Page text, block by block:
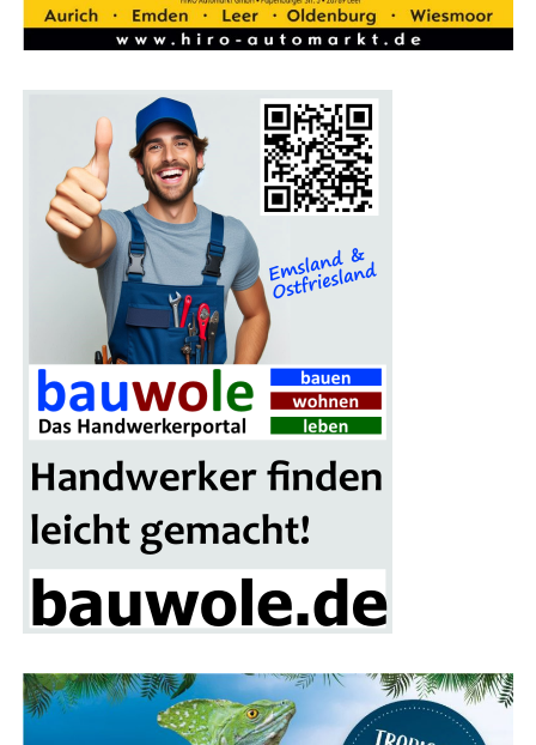
Ein Pro­gramm für die gan­ze Familie
Auch Fami­li­en kom­men auf der Bau­mes­se Lin­gen auf
ihre Kos­ten. Für Kin­der gibt es an vie­len Stän­den spe­zi­
el­le Attrak­tio­nen, die den Mes­se­be­such unter­halt­sam
gestal­ten. Das Mes­se­re­stau­rant lädt zu einer Pau­se ein,
bei der sich die Besu­cher für den wei­te­ren Rund­gang
stär­ken können.
Ein wei­te­res High­light der Mes­se ist das gro­ße Gewinn­
spiel, bei dem ein schi­cker Mitsu­bi­shi Colt als Haupt­ge­
winn winkt. Alle Besu­cher erhal­ten mit ihrer Ein­tritts­
kar­te einen Teil­nah­me-Cou­pon, der in die Los­box auf
dem Mes­se­ge­län­de ein­ge­wor­fen wer­den kann. Die Ver­lo­
sung des Haupt­prei­ses erfolgt am Ende der Bau­mes­se-
Sai­son im nächs­ten Frühjahr.
Fokus auf Pho­to­vol­ta­ik und Solaranlagen
Ein beson­de­rer Schwer­punkt der Bau­mes­se Lin­gen liegt
auf alter­na­ti­ven Ener­gie­quel­len, ins­be­son­de­re Pho­to­
vol­ta­ik und Solar­an­la­gen. Über ein Dut­zend Aus­stel­ler